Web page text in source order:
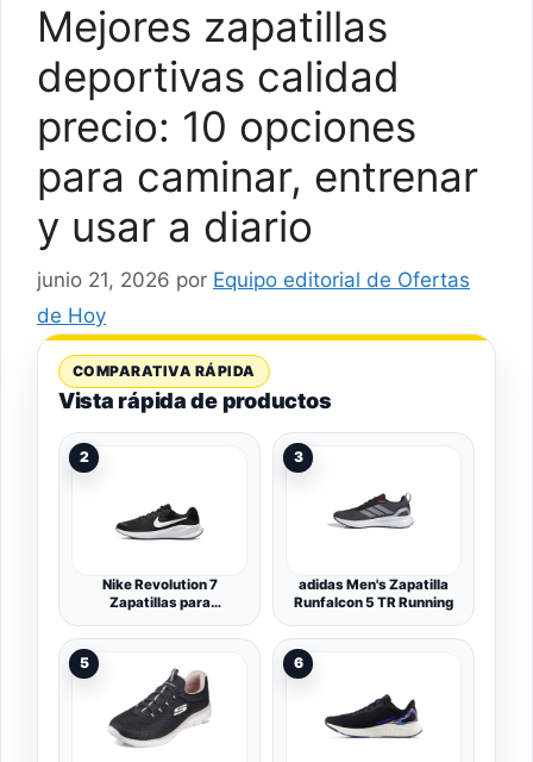
Mejores zapatillas
deportivas calidad
precio: 10 opciones
para caminar, entrenar
y usar a diario
junio 21, 2026 por Equipo editorial de Ofertas
de Hoy
COMPARATIVA RÁPIDA
Vista rápida de productos
2
Nike Revolution 7
Zapatillas para
3
adidas Men's Zapatilla
Runfalcon 5 TR Running
5 6